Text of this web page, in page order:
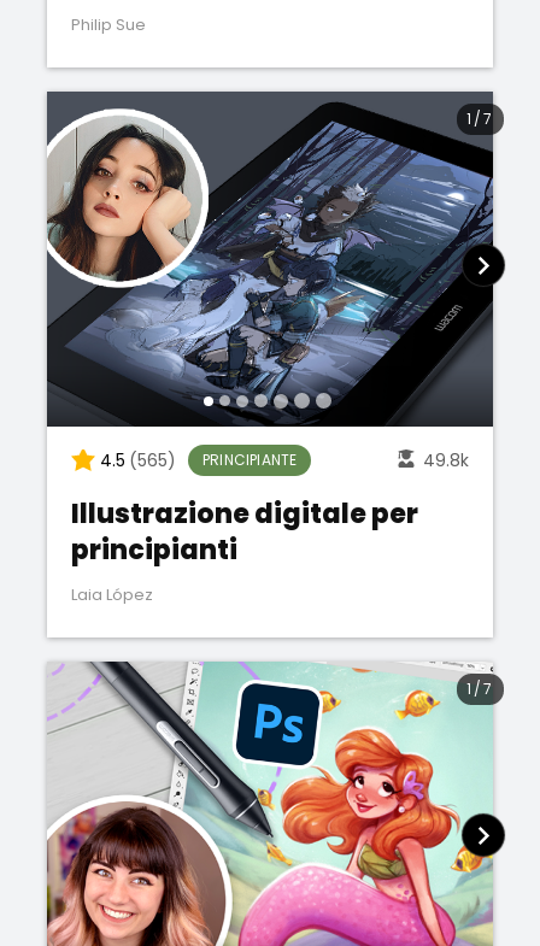
Philip Sue
4.5 (565) PRINCIPIANTE 49.8k
Illustrazione digitale per
principianti
Laia López
1 /7
1 /7